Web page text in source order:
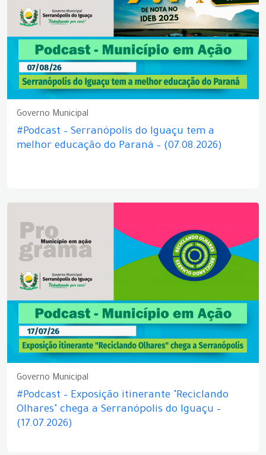
Governo Municipal
#Podcast – Serranópolis do Iguaçu tem a
melhor educação do Paraná – (07.08.2026)
Governo Municipal
#Podcast – Exposição itinerante "Reciclando
Olhares" chega a Serranópolis do Iguaçu –
(17.07.2026)